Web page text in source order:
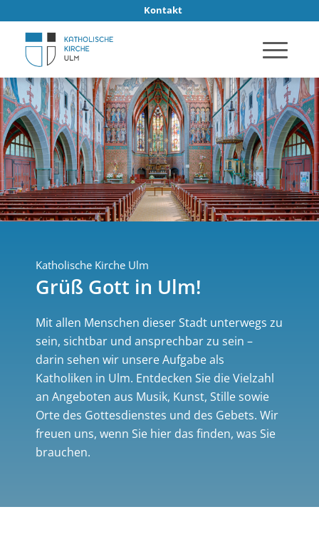
Kontakt
Katholische Kirche Ulm
Grüß Gott in Ulm!
Mit allen Menschen dieser Stadt unterwegs zu
sein, sichtbar und ansprechbar zu sein –
darin sehen wir unsere Aufgabe als
Katholiken in Ulm. Entdecken Sie die Vielzahl
an Angeboten aus Musik, Kunst, Stille sowie
Orte des Gottesdienstes und des Gebets. Wir
freuen uns, wenn Sie hier das finden, was Sie
brauchen.